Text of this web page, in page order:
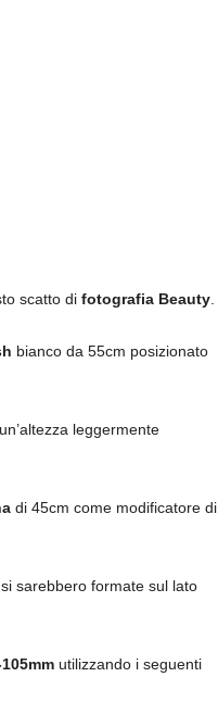
scatto di fotografia Beauty.
bianco da 55cm posizionato
leggermente
di 45cm come modificatore di
sarebbero formate sul lato
utilizzando i seguenti